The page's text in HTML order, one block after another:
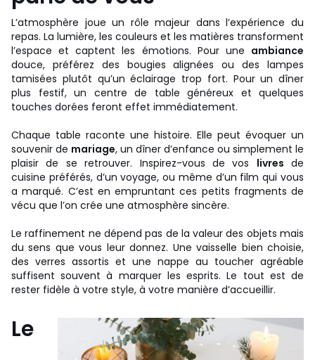
L’atmosphère joue un rôle majeur dans l’expérience du
repas. La lumière, les couleurs et les matières transforment
l’espace et captent les émotions. Pour une ambiance
douce, préférez des bougies alignées ou des lampes
tamisées plutôt qu’un éclairage trop fort. Pour un dîner
plus festif, un centre de table généreux et quelques
touches dorées feront effet immédiatement.
Chaque table raconte une histoire. Elle peut évoquer un
souvenir de mariage, un dîner d’enfance ou simplement le
plaisir de se retrouver. Inspirez-vous de vos livres de
cuisine préférés, d’un voyage, ou même d’un film qui vous
a marqué. C’est en empruntant ces petits fragments de
vécu que l’on crée une atmosphère sincère.
Le raffinement ne dépend pas de la valeur des objets mais
du sens que vous leur donnez. Une vaisselle bien choisie,
des verres assortis et une nappe au toucher agréable
suffisent souvent à marquer les esprits. Le tout est de
rester fidèle à votre style, à votre manière d’accueillir.
Le